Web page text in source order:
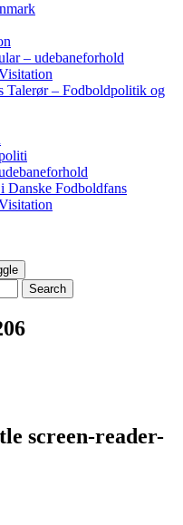
– udebaneforhold
Talerør – Fodboldpolitik og
Danske Fodboldfans
Search
screen-reader-